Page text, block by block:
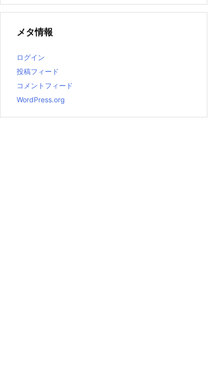
メタ情報
ログイン
投稿フィード
コメントフィード
WordPress.org